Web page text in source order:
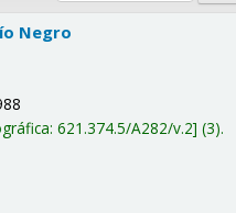
Negro
621.374.5/A282/v.2 (3).